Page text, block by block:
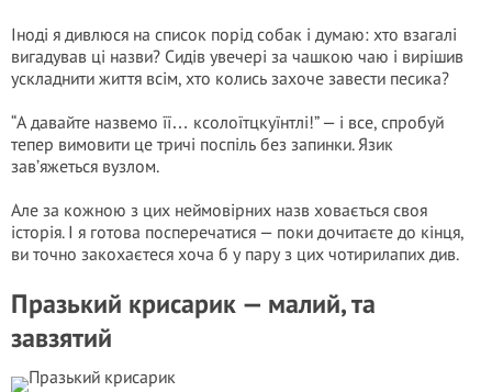
Іноді я дивлюся на список порід собак і думаю: хто взагалі
вигадував ці назви? Сидів увечері за чашкою чаю і вирішив
ускладнити життя всім, хто колись захоче завести песика?
“А давайте назвемо її… ксолоїтцкуїнтлі!” — і все, спробуй
тепер вимовити це тричі поспіль без запинки. Язик
зав’яжеться вузлом.
Але за кожною з цих неймовірних назв ховається своя
історія. І я готова посперечатися — поки дочитаєте до кінця,
ви точно закохаєтеся хоча б у пару з цих чотирилапих див.
Празький криcарик — малий, та
завзятий